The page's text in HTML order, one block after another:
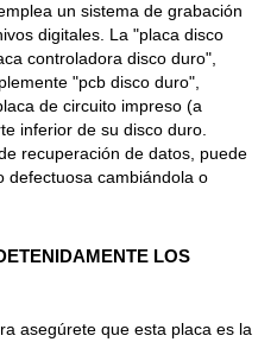
un sistema de grabación
digitales. La "placa disco
controladora disco duro",
"pcb disco duro",
de circuito impreso (a
inferior de su disco duro.
recuperación de datos, puede
defectuosa cambiándola o
LOS
asegúrete que esta placa es la